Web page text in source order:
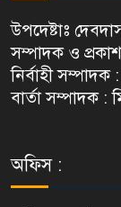
উপদেষ্টাঃ
সম্পাদক ও
নির্বাহী সম্পাদক
বার্তা সম্পাদক :
অফিস :